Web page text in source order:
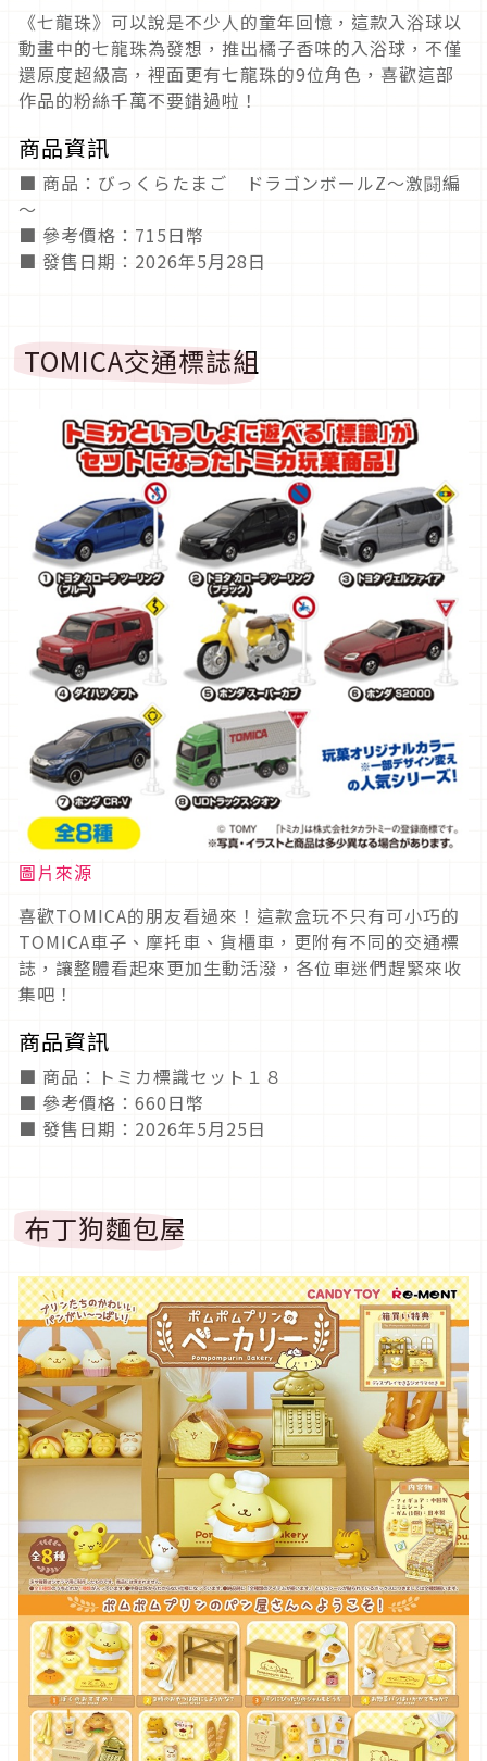
《七龍珠》可以說是不少人的童年回憶，這款入浴球以
動畫中的七龍珠為發想，推出橘子香味的入浴球，不僅
還原度超級高，裡面更有七龍珠的9位角色，喜歡這部
作品的粉絲千萬不要錯過啦！
商品資訊
■ 商品：びっくらたまご ドラゴンボールZ～激闘編
～
■ 參考價格：715日幣
■ 發售日期：2026年5月28日
TOMICA交通標誌組
圖片來源
喜歡TOMICA的朋友看過來！這款盒玩不只有可小巧的
TOMICA車子、摩托車、貨櫃車，更附有不同的交通標
誌，讓整體看起來更加生動活潑，各位車迷們趕緊來收
集吧！
商品資訊
■ 商品：トミカ標識セット１８
■ 參考價格：660日幣
■ 發售日期：2026年5月25日
布丁狗麵包屋